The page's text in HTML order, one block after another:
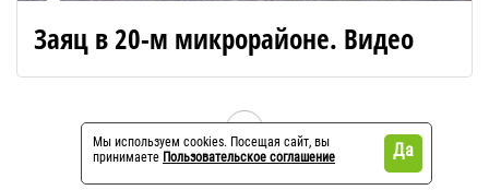
Заяц в 20-м микрорайоне. Видео
Показать еще 10
Мы используем cookies. Посещая сайт, вы
принимаете Пользовательское соглашение Да